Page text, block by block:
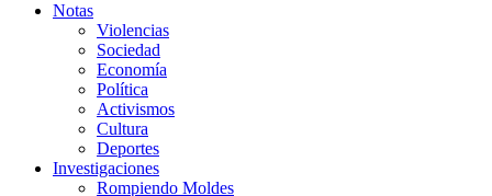
Notas
Violencias
Sociedad
Economía
Política
Activismos
Cultura
Deportes
Investigaciones
Rompiendo Moldes